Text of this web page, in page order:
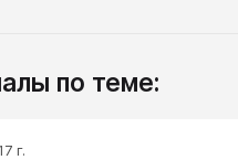
по теме:
г.